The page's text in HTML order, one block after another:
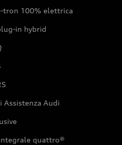
tron 100% elettrica
in hybrid
Assistenza Audi
quattro®